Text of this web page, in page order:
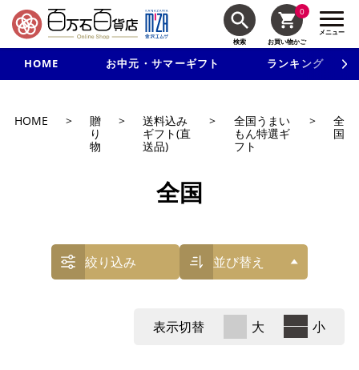
検索
0
お買い物かご
メニュー
HOME お中元・サマーギフト ランキング
新規入会で3千円以上で使える500円クーポンを進呈！
HOME >
贈
り
物
>
送料込み
ギフト(直
送品)
>
全国うまい
もん特選ギ
フト
>
全
国
全国
絞り込み 並び替え
表示切替 大 小